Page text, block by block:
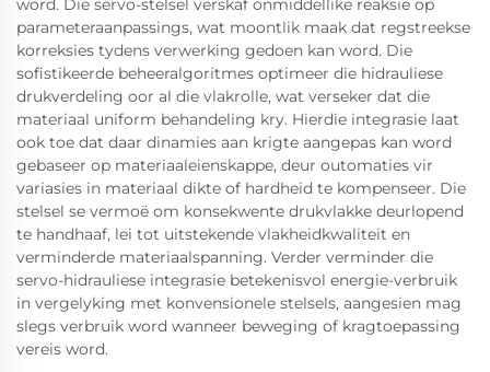
word. Die servo-stelsel verskaf onmiddellike reaksie op
parameteraanpassings, wat moontlik maak dat regstreekse
korreksies tydens verwerking gedoen kan word. Die
sofistikeerde beheeralgoritmes optimeer die hidrauliese
drukverdeling oor al die vlakrolle, wat verseker dat die
materiaal uniform behandeling kry. Hierdie integrasie laat
ook toe dat daar dinamies aan krigte aangepas kan word
gebaseer op materiaaleienskappe, deur outomaties vir
variasies in materiaal dikte of hardheid te kompenseer. Die
stelsel se vermoë om konsekwente drukvlakke deurlopend
te handhaaf, lei tot uitstekende vlakheidkwaliteit en
verminderde materiaalspanning. Verder verminder die
servo-hidrauliese integrasie betekenisvol energie-verbruik
in vergelyking met konvensionele stelsels, aangesien mag
slegs verbruik word wanneer beweging of kragtoepassing
vereis word.